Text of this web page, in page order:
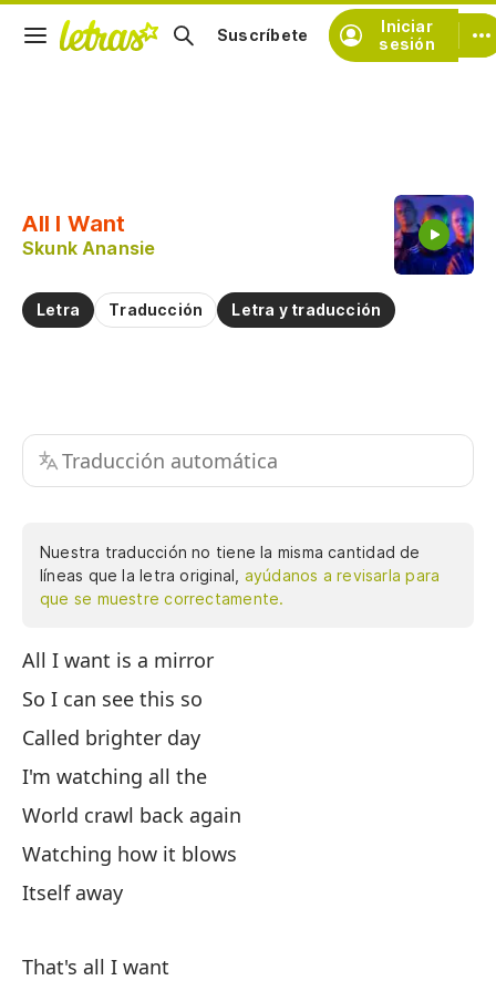
Iniciar
sesión
Suscríbete
All I Want
Skunk Anansie
Letra Traducción Letra y traducción
Traducción automática
Nuestra traducción no tiene la misma cantidad de
líneas que la letra original, ayúdanos a revisarla para
que se muestre correctamente.
All I want is a mirror
So I can see this so
Called brighter day
I'm watching all the
World crawl back again
Watching how it blows
Itself away
That's all I want
Practicar la pronunciación de